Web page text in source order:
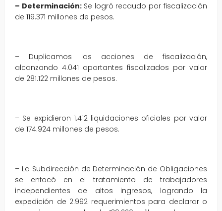
– Determinación: Se logró recaudo por fiscalización
de 119.371 millones de pesos.
– Duplicamos las acciones de fiscalización,
alcanzando 4.041 aportantes fiscalizados por valor
de 281.122 millones de pesos.
– Se expidieron 1.412 liquidaciones oficiales por valor
de 174.924 millones de pesos.
– La Subdirección de Determinación de Obligaciones
se enfocó en el tratamiento de trabajadores
independientes de altos ingresos, logrando la
expedición de 2.992 requerimientos para declarar o